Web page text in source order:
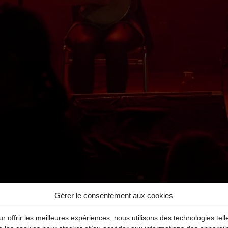
Gérer le consentement aux cookies
offrir les meilleures expériences, nous utilisons des technologies